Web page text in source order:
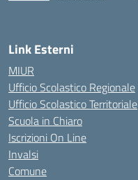
Link Esterni
MIUR
Ufficio Scolastico Regionale
Ufficio Scolastico Territoriale
Scuola in Chiaro
Iscrizioni On Line
Invalsi
Comune